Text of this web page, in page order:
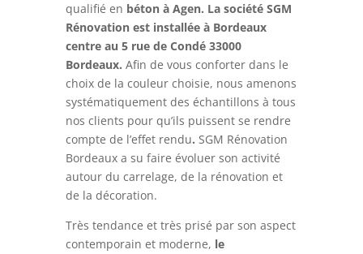
qualifié en béton à Agen. La société SGM
Rénovation est installée à Bordeaux
centre au 5 rue de Condé 33000
Bordeaux. Afin de vous conforter dans le
choix de la couleur choisie, nous amenons
systématiquement des échantillons à tous
nos clients pour qu’ils puissent se rendre
compte de l’effet rendu. SGM Rénovation
Bordeaux a su faire évoluer son activité
autour du carrelage, de la rénovation et
de la décoration.
Très tendance et très prisé par son aspect
contemporain et moderne, le